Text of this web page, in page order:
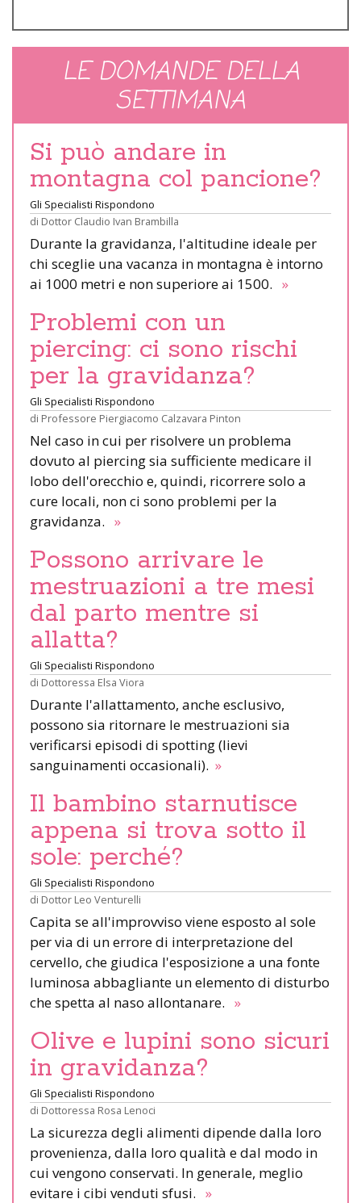
LE DOMANDE DELLA
SETTIMANA
Si può andare in
montagna col pancione?
Gli Specialisti Rispondono
di Dottor Claudio Ivan Brambilla
Durante la gravidanza, l'altitudine ideale per
chi sceglie una vacanza in montagna è intorno
ai 1000 metri e non superiore ai 1500. »
Problemi con un
piercing: ci sono rischi
per la gravidanza?
Gli Specialisti Rispondono
di Professore Piergiacomo Calzavara Pinton
Nel caso in cui per risolvere un problema
dovuto al piercing sia sufficiente medicare il
lobo dell'orecchio e, quindi, ricorrere solo a
cure locali, non ci sono problemi per la
gravidanza. »
Possono arrivare le
mestruazioni a tre mesi
dal parto mentre si
allatta?
Gli Specialisti Rispondono
di Dottoressa Elsa Viora
Durante l'allattamento, anche esclusivo,
possono sia ritornare le mestruazioni sia
verificarsi episodi di spotting (lievi
sanguinamenti occasionali). »
Il bambino starnutisce
appena si trova sotto il
sole: perché?
Gli Specialisti Rispondono
di Dottor Leo Venturelli
Capita se all'improvviso viene esposto al sole
per via di un errore di interpretazione del
cervello, che giudica l'esposizione a una fonte
luminosa abbagliante un elemento di disturbo
che spetta al naso allontanare. »
Olive e lupini sono sicuri
in gravidanza?
Gli Specialisti Rispondono
di Dottoressa Rosa Lenoci
La sicurezza degli alimenti dipende dalla loro
provenienza, dalla loro qualità e dal modo in
cui vengono conservati. In generale, meglio
evitare i cibi venduti sfusi. »